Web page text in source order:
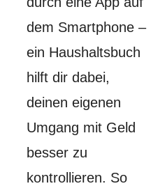
dem Smartphone –
ein Haushaltsbuch
hilft dir dabei,
deinen eigenen
Umgang mit Geld
besser zu
kontrollieren. So